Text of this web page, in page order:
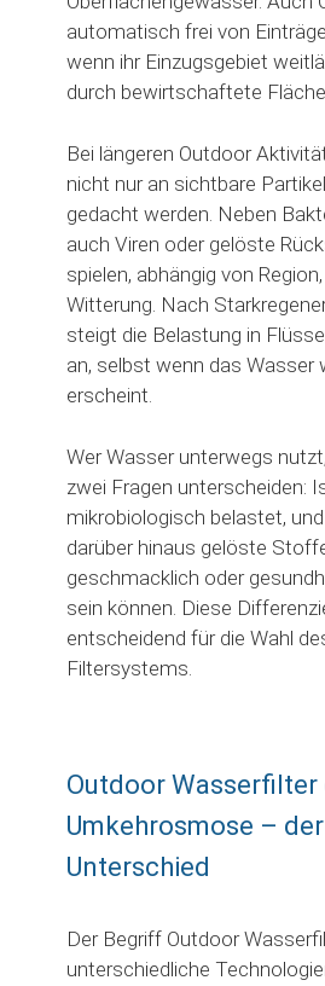
automatisch frei von
wenn ihr Einzugsgebiet
durch bewirtschaftete
Bei längeren Outdoor
nicht nur an sichtbare
gedacht werden. Neben
auch Viren oder gelöste
spielen, abhängig von
Witterung. Nach
steigt die Belastung in
an, selbst wenn das Wasser
erscheint.
Wer Wasser unterwegs
zwei Fragen unterscheiden:
mikrobiologisch belastet,
darüber hinaus gelöste
geschmacklich oder
sein können. Diese
entscheidend für die Wahl
Filtersystems.
Outdoor Wasserfilter
Umkehrosmose –
Unterschied
Der Begriff Outdoor
unterschiedliche